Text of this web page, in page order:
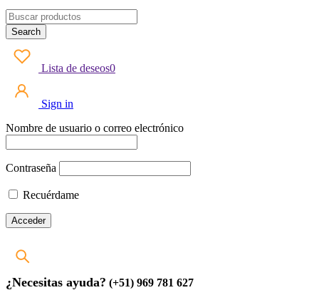
Lista de deseos0
Sign in
Nombre de usuario o correo electrónico
Contraseña
Recuérdame
¿Necesitas ayuda? (+51) 969 781 627